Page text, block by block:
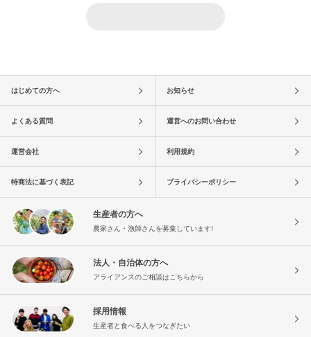
はじめての方へ お知らせ
よくある質問 運営へのお問い合わせ
運営会社 利用規約
特商法に基づく表記 プライバシーポリシー
生産者の方へ
農家さん・漁師さんを募集しています!
法人・自治体の方へ
アライアンスのご相談はこちらから
採用情報
生産者と食べる人をつなぎたい